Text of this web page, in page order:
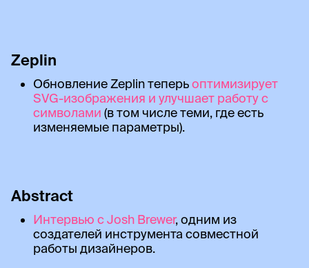
Zeplin
Обновление Zeplin теперьоптимизирует
SVG-изображения и улучшает работу с
символами (в том числе теми, где есть
изменяемые параметры).
Abstract
Интервью с Josh Brewer, одним из
создателей инструмента совместной
работы дизайнеров.